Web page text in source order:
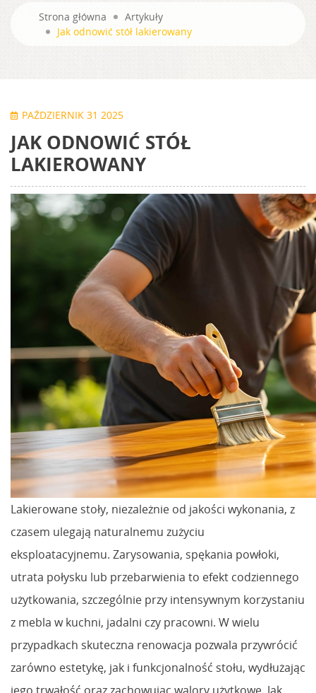
Strona główna
Artykuły
Jak odnowić stół lakierowany
PAŹDZIERNIK 31 2025
JAK ODNOWIĆ STÓŁ
LAKIEROWANY
Lakierowane stoły, niezależnie od jakości wykonania, z
czasem ulegają naturalnemu zużyciu
eksploatacyjnemu. Zarysowania, spękania powłoki,
utrata połysku lub przebarwienia to efekt codziennego
użytkowania, szczególnie przy intensywnym korzystaniu
z mebla w kuchni, jadalni czy pracowni. W wielu
przypadkach skuteczna renowacja pozwala przywrócić
zarówno estetykę, jak i funkcjonalność stołu, wydłużając